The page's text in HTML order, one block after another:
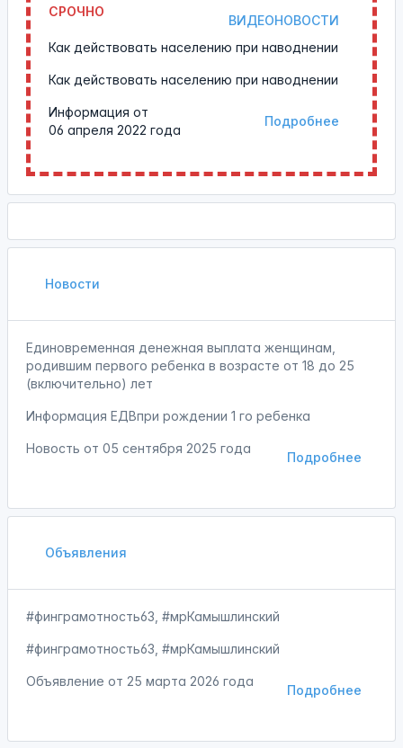
СРОЧНО
ВИДЕОНОВОСТИ
Как действовать населению при наводнении
Как действовать населению при наводнении
Подробнее
Информация от
06 апреля 2022 года
Новости
Единовременная денежная выплата женщинам,
родившим первого ребенка в возрасте от 18 до 25
(включительно) лет
Информация ЕДВпри рождении 1 го ребенка
Подробнее
Новость от 05 сентября 2025 года
Объявления
#финграмотность63, #мрКамышлинский
#финграмотность63, #мрКамышлинский
Подробнее
Объявление от 25 марта 2026 года